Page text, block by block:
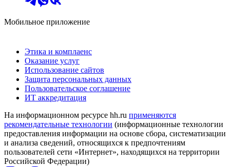
Мобильное приложение
Этика и комплаенс
Оказание услуг
Использование сайтов
Защита персональных данных
Пользовательское соглашение
ИТ аккредитация
На информационном ресурсе hh.ru применяются
рекомендательные технологии (информационные технологии
предоставления информации на основе сбора, систематизации
и анализа сведений, относящихся к предпочтениям
пользователей сети «Интернет», находящихся на территории
Российской Федерации)